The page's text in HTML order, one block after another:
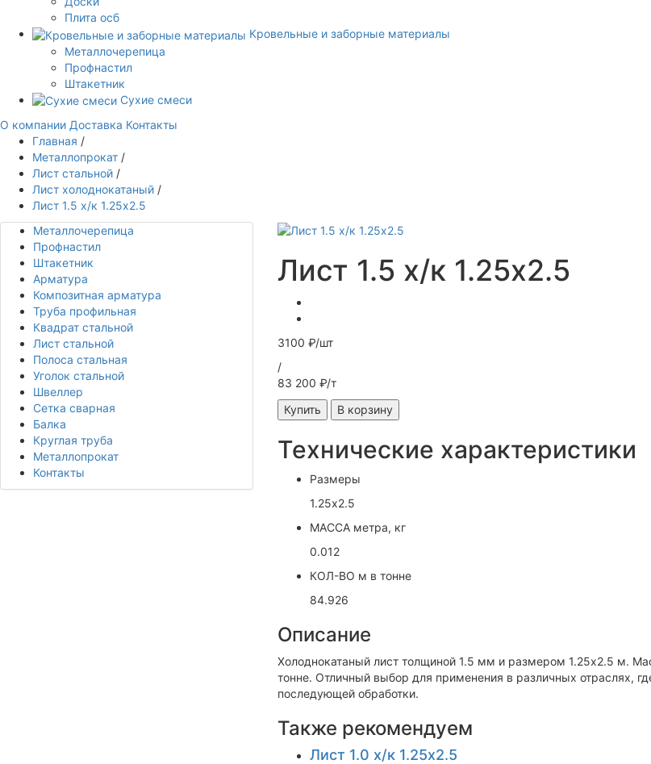
Плита осб
Кровельные и заборные материалы
Металлочерепица
Профнастил
Штакетник
Сухие смеси
О компании Доставка Контакты
Главная /
Металлопрокат /
Лист стальной /
Лист холоднокатаный /
Лист 1.5 х/к 1.25х2.5
Металлочерепица
Профнастил
Штакетник
Арматура
Композитная арматура
Труба профильная
Квадрат стальной
Лист стальной
Полоса стальная
Уголок стальной
Швеллер
Сетка сварная
Балка
Круглая труба
Металлопрокат
Контакты
Лист 1.5 х/к 1.25х2.5
3100 ₽/шт
/
83 200 ₽/т
Купить
В корзину
Технические характеристики
Размеры
1.25х2.5
МАССА метра, кг
0.012
КОЛ-ВО м в тонне
84.926
Описание
Холоднокатаный лист толщиной 1.5 мм и размером 1.25х2.5 м.
тонне. Отличный выбор для применения в различных отраслях,
последующей обработки.
Также рекомендуем
Лист 1.0 х/к 1.25х2.5